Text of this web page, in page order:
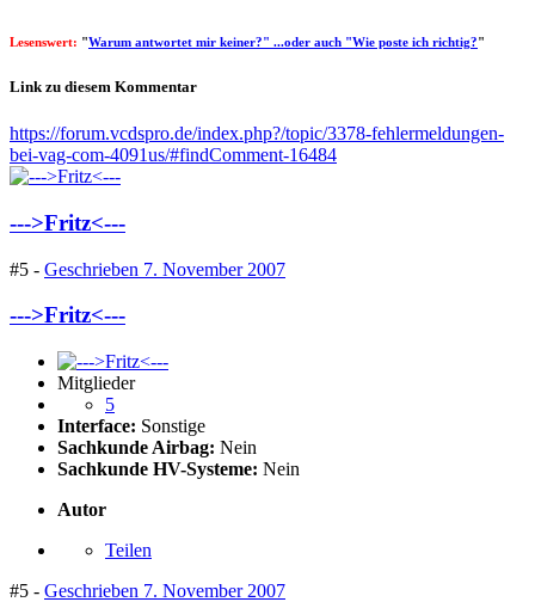
Lesenswert: "Warum antwortet mir keiner?" ...oder auch "Wie poste ich richtig?"
Link zu diesem Kommentar
https://forum.vcdspro.de/index.php?/topic/3378-fehlermeldungen-
bei-vag-com-4091us/#findComment-16484
--->Fritz<---
#5 - Geschrieben 7. November 2007
--->Fritz<---
Mitglieder
5
Interface: Sonstige
Sachkunde Airbag: Nein
Sachkunde HV-Systeme: Nein
Autor
Teilen
#5 - Geschrieben 7. November 2007